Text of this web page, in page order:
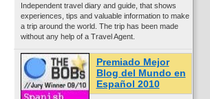
Independent travel diary and guide, that shows
experiences, tips and valuable information to make
a trip around the world. The trip has been made
without any help of a Travel Agent.
Premiado Mejor
Blog del Mundo en
Español 2010